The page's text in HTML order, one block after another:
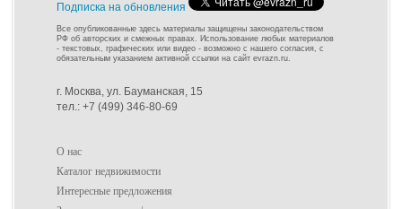
Подписка на обновления
Все опубликованные здесь материалы защищены законодательством
РФ об авторских и смежных правах. Использование любых материалов
- текстовых, графических или видео - возможно с нашего согласия, с
обязательным указанием активной ссылки на сайт evrazn.ru.
г. Москва, ул. Бауманская, 15
тел.: +7 (499) 346-80-69
О нас
Каталог недвижимости
Интересные предложения